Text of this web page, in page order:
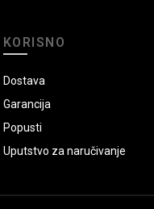
KORISNO
Dostava
Garancija
Popusti
Uputstvo za naručivanje